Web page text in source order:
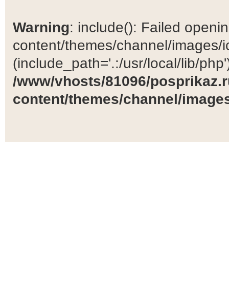
Warning: include(): Failed
content/themes/channel/images/
(include_path='.:/usr/local/lib/
/www/vhosts/81096/
content/themes/channel/